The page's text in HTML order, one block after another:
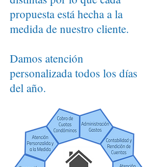
propuesta está hecha a la
medida de nuestro cliente.
Damos atención
personalizada todos los días
del año.